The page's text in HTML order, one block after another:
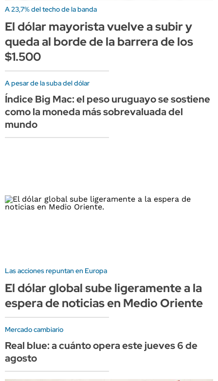
A 23,7% del techo de la banda
El dólar mayorista vuelve a subir y
queda al borde de la barrera de los
$1.500
A pesar de la suba del dólar
Índice Big Mac: el peso uruguayo se sostiene
como la moneda más sobrevaluada del
mundo
Las acciones repuntan en Europa
El dólar global sube ligeramente a la
espera de noticias en Medio Oriente
Mercado cambiario
Real blue: a cuánto opera este jueves 6 de
agosto